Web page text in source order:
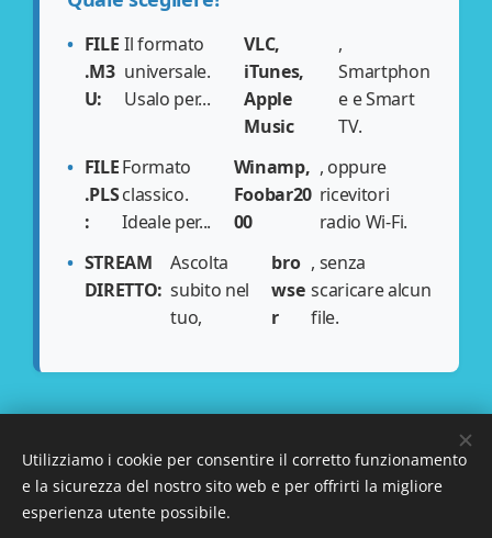
FILE
.M3
U:
Il formato
universale.
Usalo per...
VLC,
iTunes,
Apple
Music
,
Smartphon
e e Smart
TV.
FILE
.PLS
:
Formato
classico.
Ideale per...
Winamp,
Foobar20
00
, oppure
ricevitori
radio Wi-Fi.
STREAM
DIRETTO:
Ascolta
subito nel
tuo,
bro
wse
r
, senza
scaricare alcun
file.
Utilizziamo i cookie per consentire il corretto funzionamento
e la sicurezza del nostro sito web e per offrirti la migliore
esperienza utente possibile.